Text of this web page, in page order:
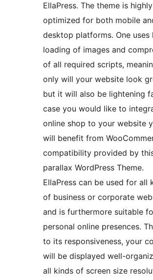
EllaPress. The theme is highly
optimized for both mobile
desktop platforms. One uses
loading of images and
of all required scripts,
only will your website look
but it will also be lightening
case you would like to
online shop to your website
will benefit from
compatibility provided by
parallax WordPress Theme.
EllaPress can be used for all
of business or corporate
and is furthermore suitable
personal online presences.
to its responsiveness, your
will be displayed well-
all kinds of screen size